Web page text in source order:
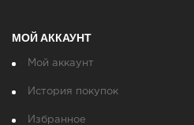
МОЙ АККАУНТ
Мой аккаунт
История покупок
Избранное